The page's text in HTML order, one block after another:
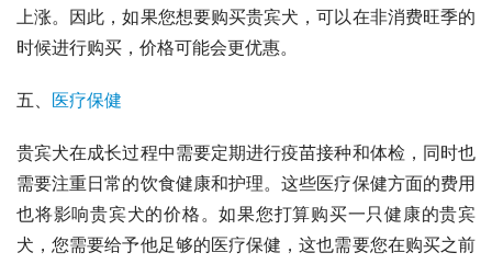
上涨。因此，如果您想要购买贵宾犬，可以在非消费旺季的
时候进行购买，价格可能会更优惠。
五、 医疗保健
贵宾犬在成长过程中需要定期进行疫苗接种和体检，同时也
需要注重日常的饮食健康和护理。这些医疗保健方面的费用
也将影响贵宾犬的价格。如果您打算购买一只健康的贵宾
犬，您需要给予他足够的医疗保健，这也需要您在购买之前